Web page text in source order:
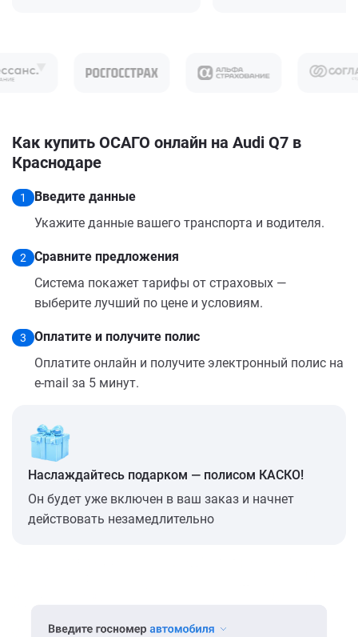
Как купить ОСАГО онлайн на Audi Q7 в
Краснодаре
1
Введите данные
Укажите данные вашего транспорта и водителя.
2
Сравните предложения
Система покажет тарифы от страховых —
выберите лучший по цене и условиям.
3
Оплатите и получите полис
Оплатите онлайн и получите электронный полис на
e-mail за 5 минут.
Наслаждайтесь подарком — полисом КАСКО!
Он будет уже включен в ваш заказ и начнет
действовать незамедлительно